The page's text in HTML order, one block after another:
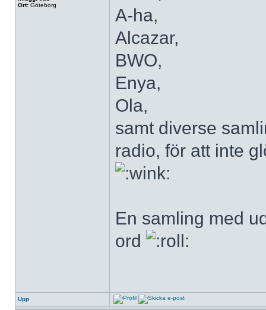
Ort: Göteborg
A-ha,
Alcazar,
BWO,
Enya,
Ola,
samt diverse
radio, för att inte
En samling med
ord
Upp